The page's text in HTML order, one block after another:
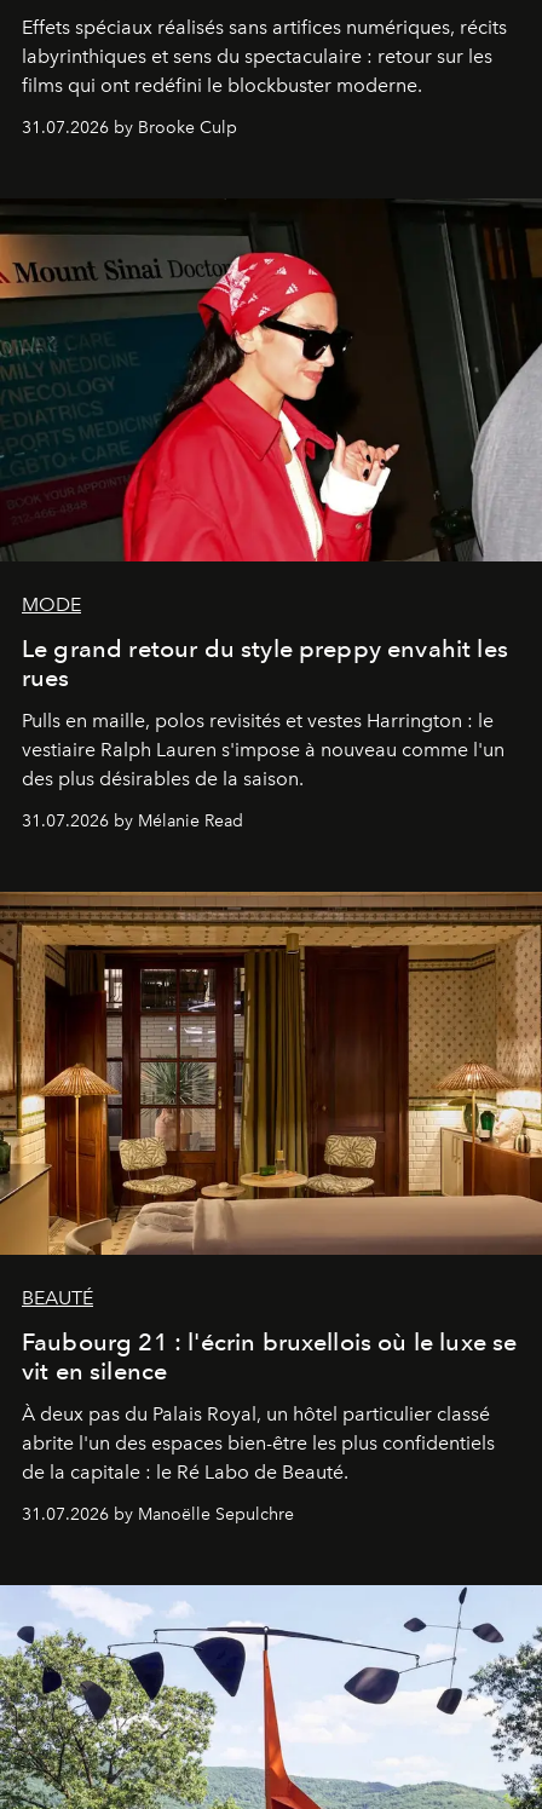
Effets spéciaux réalisés sans artifices numériques, récits
labyrinthiques et sens du spectaculaire : retour sur les
films qui ont redéfini le blockbuster moderne.
31.07.2026 by Brooke Culp
MODE
Le grand retour du style preppy envahit les
rues
Pulls en maille, polos revisités et vestes Harrington : le
vestiaire Ralph Lauren s'impose à nouveau comme l'un
des plus désirables de la saison.
31.07.2026 by Mélanie Read
BEAUTÉ
Faubourg 21 : l'écrin bruxellois où le luxe se
vit en silence
À deux pas du Palais Royal, un hôtel particulier classé
abrite l'un des espaces bien-être les plus confidentiels
de la capitale : le Ré Labo de Beauté.
31.07.2026 by Manoëlle Sepulchre